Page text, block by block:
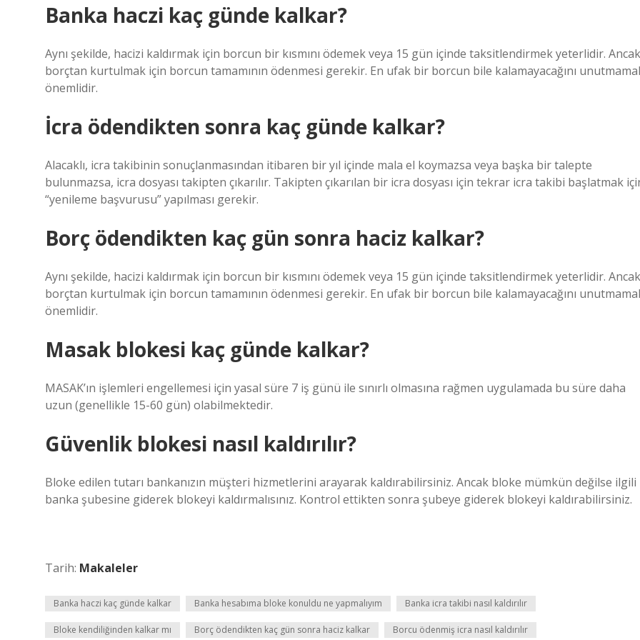
Banka haczi kaç günde kalkar?
Aynı şekilde, hacizi kaldırmak için borcun bir kısmını ödemek veya 15 gün içinde taksitlendirmek yeterlidir. Ancak
borçtan kurtulmak için borcun tamamının ödenmesi gerekir. En ufak bir borcun bile kalamayacağını
önemlidir.
İcra ödendikten sonra kaç günde kalkar?
Alacaklı, icra takibinin sonuçlanmasından itibaren bir yıl içinde mala el koymazsa veya başka bir talepte
bulunmazsa, icra dosyası takipten çıkarılır. Takipten çıkarılan bir icra dosyası için tekrar icra takibi başlatmak
“yenileme başvurusu” yapılması gerekir.
Borç ödendikten kaç gün sonra haciz kalkar?
Aynı şekilde, hacizi kaldırmak için borcun bir kısmını ödemek veya 15 gün içinde taksitlendirmek yeterlidir. Ancak
borçtan kurtulmak için borcun tamamının ödenmesi gerekir. En ufak bir borcun bile kalamayacağını
önemlidir.
Masak blokesi kaç günde kalkar?
MASAK’ın işlemleri engellemesi için yasal süre 7 iş günü ile sınırlı olmasına rağmen uygulamada bu süre daha
uzun (genellikle 15-60 gün) olabilmektedir.
Güvenlik blokesi nasıl kaldırılır?
Bloke edilen tutarı bankanızın müşteri hizmetlerini arayarak kaldırabilirsiniz. Ancak bloke mümkün değilse ilgili
banka şubesine giderek blokeyi kaldırmalısınız. Kontrol ettikten sonra şubeye giderek blokeyi kaldırabilirsiniz.
Tarih: Makaleler
Banka haczi kaç günde kalkar Banka hesabıma bloke konuldu ne yapmalıyım Banka icra takibi nasıl kaldırılır
Bloke kendiliğinden kalkar mı Borç ödendikten kaç gün sonra haciz kalkar Borcu ödenmiş icra nasıl kaldırılır